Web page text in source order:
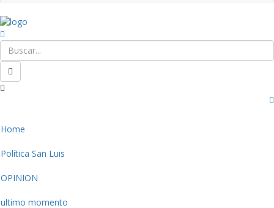
Home
Política San Luis
OPINION
ultimo momento